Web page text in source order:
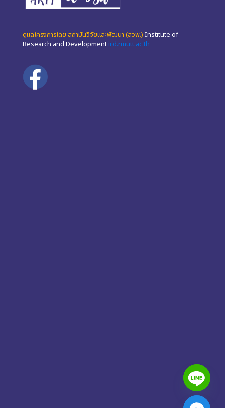
ดูแลโครงการโดย สถาบันวิจัยและพัฒนา (สวพ.) Institute of
Research and Development ird.rmutt.ac.th